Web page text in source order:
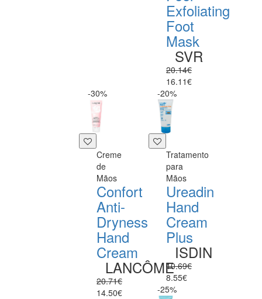
Exfoliating
Foot
Mask
SVR
20.14€
16.11€
-30%
Creme
de
Mãos
Confort
Anti-
Dryness
Hand
Cream
LANCÔME
20.71€
14.50€
-20%
Tratamento
para
Mãos
Ureadin
Hand
Cream
Plus
ISDIN
10.69€
8.55€
-25%